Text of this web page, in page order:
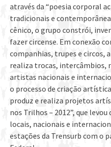
através da “poesia corporal
tradicionais e
cênico, o grupo constrói,
fazer circense. Em conexão
companhias, trupes e circos,
realiza trocas, intercâmbios,
artistas nacionais e
o processo de criação
produz e realiza projetos
nos Trilhos – 2012”, que
locais, nacionais e
estações da Trensurb com o